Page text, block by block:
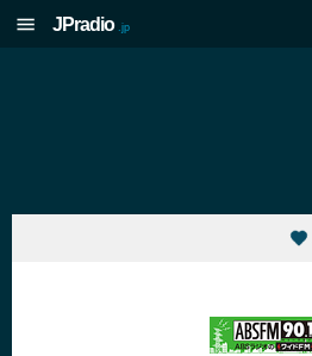
JPradio .jp